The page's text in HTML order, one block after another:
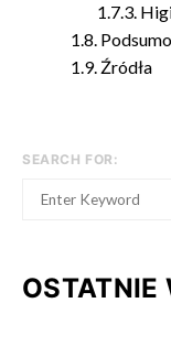
Źródła
SEARCH FOR:
OSTATNIE